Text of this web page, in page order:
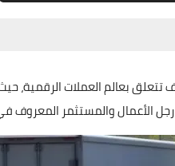
بعالم العملات الرقمية،
الأعمال والمستثمر المعروف